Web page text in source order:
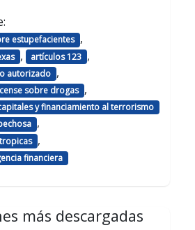
estupefacientes ,
, artículos 123 ,
autorizado ,
sobre drogas ,
y financiamiento al terrorismo
,
,
financiera
más descargadas